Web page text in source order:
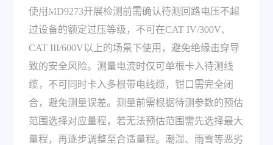
有哪些？
使用MD9273开展检测前需确认待测回路电压不超
过设备的额定过压等级，不可在CAT IV/300V、
CAT III/600V以上的场景下使用，避免绝缘击穿导
致的安全风险。测量电流时仅可单根卡入待测线
缆，不可同时卡入多根带电线缆，钳口需完全闭
合，避免测量误差。测量前需根据待测参数的预估
范围选择对应量程，若无法预估范围需先选择最大
量程，再逐步调整至合适量程。潮湿、雨雪等恶劣